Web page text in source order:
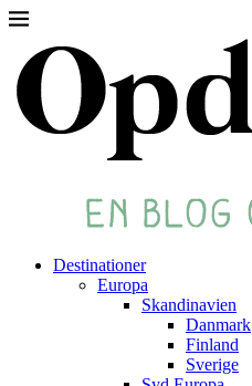
Destinationer
Europa
Skandinavien
Danmark
Finland
Sverige